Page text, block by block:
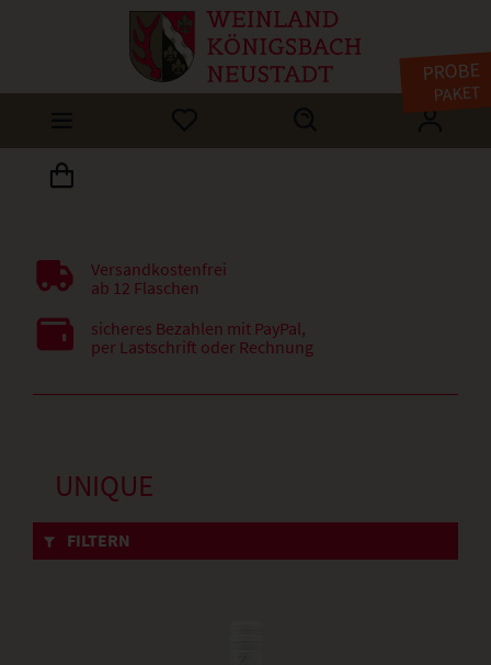
Versandkostenfrei
ab 12 Flaschen
sicheres Bezahlen mit PayPal,
per Lastschrift oder Rechnung
UNIQUE
FILTERN
PROBE
PAKET